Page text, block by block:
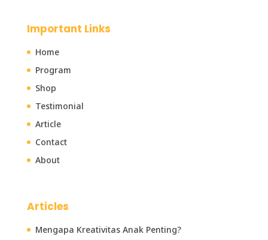
Important Links
Home
Program
Shop
Testimonial
Article
Contact
About
Articles
Mengapa Kreativitas Anak Penting?